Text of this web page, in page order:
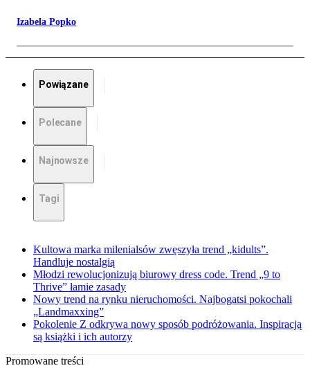
Izabela Popko
Powiązane
Polecane
Najnowsze
Tagi
Kultowa marka milenialsów zwęszyła trend „kidults”.
Handluje nostalgią
Młodzi rewolucjonizują biurowy dress code. Trend „9 to
Thrive” łamie zasady
Nowy trend na rynku nieruchomości. Najbogatsi pokochali
„Landmaxxing”
Pokolenie Z odkrywa nowy sposób podróżowania. Inspiracją
są książki i ich autorzy
Promowane treści